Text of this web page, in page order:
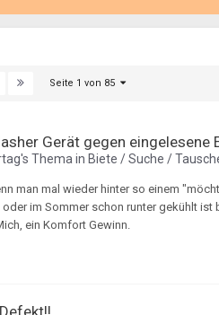
Seite 1 von 85
Gerät gegen eingelesene
's Thema in Biete / Suche /
man mal wieder hinter so einem
im Sommer schon runter gekühlt
ein Komfort Gewinn.